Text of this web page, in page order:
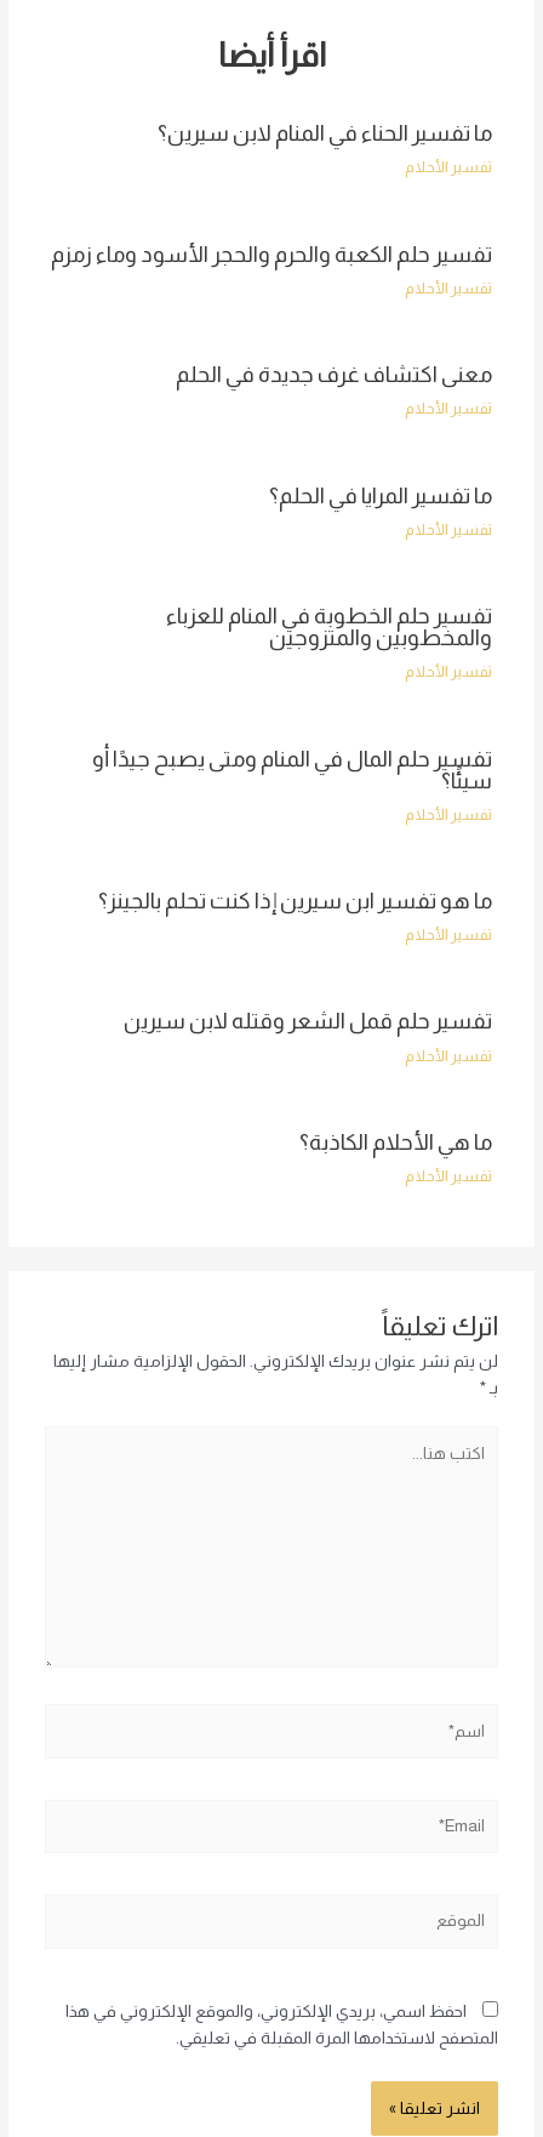
اقرأ أيضا
ما تفسير الحناء في المنام لابن سيرين؟
تفسير الأحلام
تفسير حلم الكعبة والحرم والحجر الأسود وماء زمزم
تفسير الأحلام
معنى اكتشاف غرف جديدة في الحلم
تفسير الأحلام
ما تفسير المرايا في الحلم؟
تفسير الأحلام
تفسير حلم الخطوبة في المنام للعزباء
والمخطوبين والمتزوجين
تفسير الأحلام
تفسير حلم المال في المنام ومتى يصبح جيدًا أو
سيئًا؟
تفسير الأحلام
ما هو تفسير ابن سيرين إذا كنت تحلم بالجينز؟
تفسير الأحلام
تفسير حلم قمل الشعر وقتله لابن سيرين
تفسير الأحلام
ما هي الأحلام الكاذبة؟
تفسير الأحلام
اترك تعليقاً
لن يتم نشر عنوان بريدك الإلكتروني.
الحقول الإلزامية مشار إليها
بـ *
هنا...
احفظ اسمي، بريدي الإلكتروني، والموقع الإلكتروني في هذا
المتصفح لاستخدامها المرة المقبلة في تعليقي.